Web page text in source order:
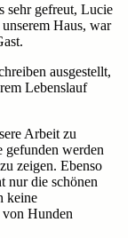
sehr gefreut, Lucie
Haus, war
ausgestellt,
Lebenslauf
Arbeit zu
gefunden werden
zeigen. Ebenso
nur die schönen
keine
von Hunden